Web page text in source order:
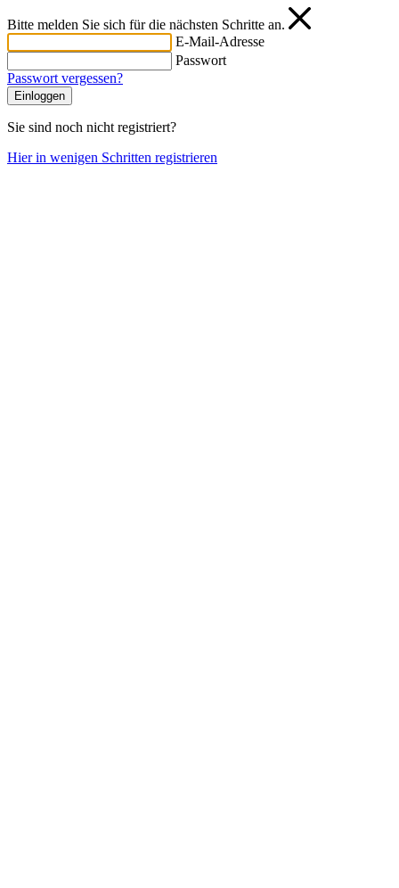
Bitte melden Sie sich für die nächsten Schritte an.
E-Mail-Adresse
Passwort
Passwort vergessen?
Einloggen
Sie sind noch nicht registriert?
Hier in wenigen Schritten registrieren